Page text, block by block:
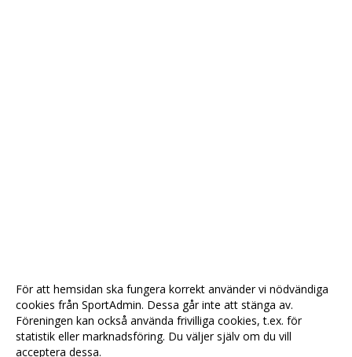
För att hemsidan ska fungera korrekt använder vi nödvändiga
cookies från SportAdmin. Dessa går inte att stänga av.
Föreningen kan också använda frivilliga cookies, t.ex. för
statistik eller marknadsföring. Du väljer själv om du vill
acceptera dessa.